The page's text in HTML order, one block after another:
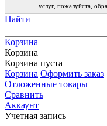
услуг, пожалуйста,
Найти
Корзина
Корзина
Корзина пуста
Корзина Оформить заказ
Отложенные товары
Сравнить
Аккаунт
Учетная запись